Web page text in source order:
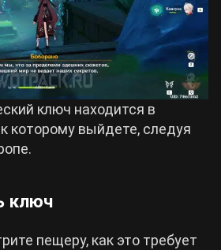
ключ находится в
которому выйдете, следуя
ключ
пещеру, как это требует